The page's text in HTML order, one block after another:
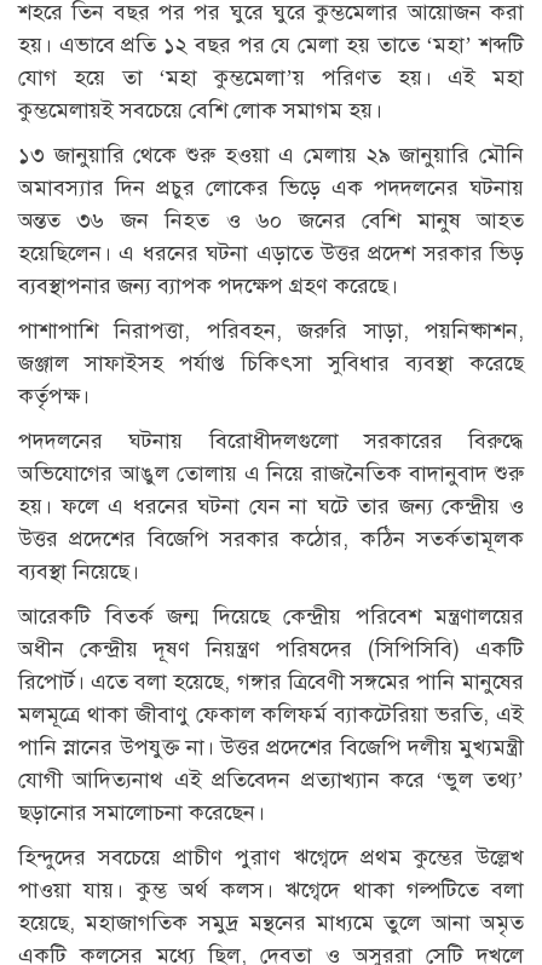
শহরে তিন বছর পর পর ঘুরে ঘুরে কুম্ভমেলার আয়োজন করা
হয়। এভাবে প্রতি ১২ বছর পর যে মেলা হয় তাতে ‘মহা’ শব্দটি
যোগ হয়ে তা ‘মহা কুম্ভমেলা’য় পরিণত হয়। এই মহা
কুম্ভমেলায়ই সবচেয়ে বেশি লোক সমাগম হয়।
১৩ জানুয়ারি থেকে শুরু হওয়া এ মেলায় ২৯ জানুয়ারি মৌনি
অমাবস্যার দিন প্রচুর লোকের ভিড়ে এক পদদলনের ঘটনায়
অন্তত ৩৬ জন নিহত ও ৬০ জনের বেশি মানুষ আহত
হয়েছিলেন। এ ধরনের ঘটনা এড়াতে উত্তর প্রদেশ সরকার ভিড়
ব্যবস্থাপনার জন্য ব্যাপক পদক্ষেপ গ্রহণ করেছে।
পাশাপাশি নিরাপত্তা, পরিবহন, জরুরি সাড়া, পয়নিষ্কাশন,
জঞ্জাল সাফাইসহ পর্যাপ্ত চিকিৎসা সুবিধার ব্যবস্থা করেছে
কর্তৃপক্ষ।
পদদলনের ঘটনায় বিরোধীদলগুলো সরকারের বিরুদ্ধে
অভিযোগের আঙুল তোলায় এ নিয়ে রাজনৈতিক বাদানুবাদ শুরু
হয়। ফলে এ ধরনের ঘটনা যেন না ঘটে তার জন্য কেন্দ্রীয় ও
উত্তর প্রদেশের বিজেপি সরকার কঠোর, কঠিন সতর্কতামূলক
ব্যবস্থা নিয়েছে।
আরেকটি বিতর্ক জন্ম দিয়েছে কেন্দ্রীয় পরিবেশ মন্ত্রণালয়ের
অধীন কেন্দ্রীয় দূষণ নিয়ন্ত্রণ পরিষদের (সিপিসিবি) একটি
রিপোর্ট। এতে বলা হয়েছে, গঙ্গার ত্রিবেণী সঙ্গমের পানি মানুষের
মলমূত্রে থাকা জীবাণু ফেকাল কলিফর্ম ব্যাকটেরিয়া ভরতি, এই
পানি স্নানের উপযুক্ত না। উত্তর প্রদেশের বিজেপি দলীয় মুখ্যমন্ত্রী
যোগী আদিত্যনাথ এই প্রতিবেদন প্রত্যাখ্যান করে ‘ভুল তথ্য’
ছড়ানোর সমালোচনা করেছেন।
হিন্দুদের সবচেয়ে প্রাচীণ পুরাণ ঋগ্বেদে প্রথম কুম্ভের উল্লেখ
পাওয়া যায়। কুম্ভ অর্থ কলস। ঋগ্বেদে থাকা গল্পটিতে বলা
হয়েছে, মহাজাগতিক সমুদ্র মন্থনের মাধ্যমে তুলে আনা অমৃত
একটি কলসের মধ্যে ছিল, দেবতা ও অসুররা সেটি দখলে